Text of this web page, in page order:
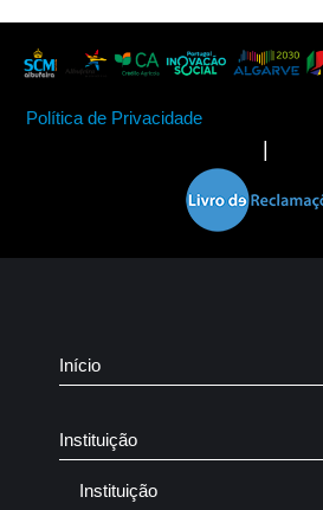
Política de Privacidade
|
Início
Instituição
Instituição